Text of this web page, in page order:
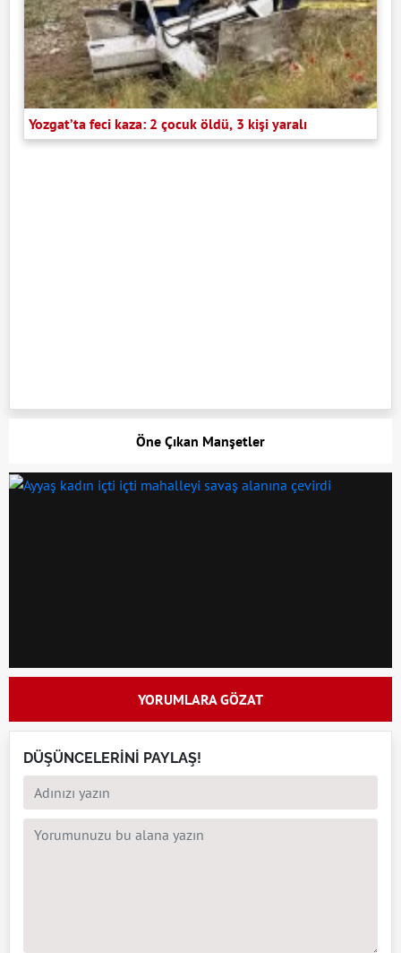
Yozgat’ta feci kaza: 2 çocuk öldü, 3 kişi yaralı
Öne Çıkan Manşetler
YORUMLARA GÖZAT
DÜŞÜNCELERİNİ PAYLAŞ!